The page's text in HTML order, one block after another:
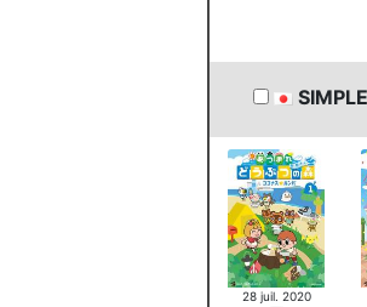
SIMPLE
28 juil. 2020